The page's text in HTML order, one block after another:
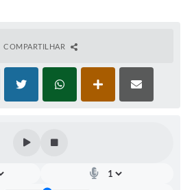
COMPARTILHAR